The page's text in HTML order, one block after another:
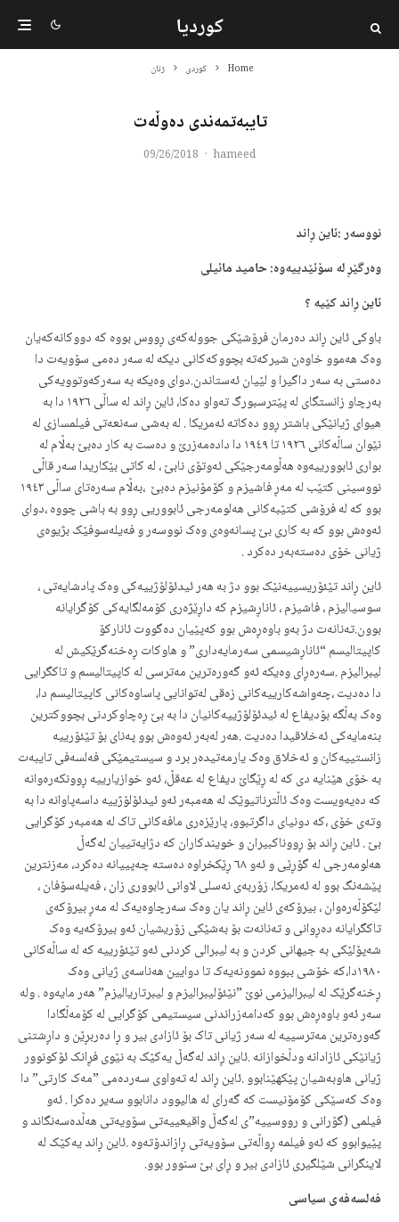
کوردیا
Home کوردی ژنان
تایبەتمەندی دەوڵەت
hameed
·
09/26/2018
نووسەر :ئاین ڕاند
وەرگێڕ لە سۆئێدییەوە: حامید مائیلی
ئاین ڕاند کێیە ؟
باوکی ئاین ڕاند دەرمان فرۆشێکی جوولەکەی ڕووس بووە کە دووکانەکەیان
وەک هەموو خاوەن شیرکەتە بچووکەکانی دیکە لە سەر دەمی سۆویەت دا
دەستی بە سەر داگیرا و لێیان ئەستاندن.دوای وەیکە بە سەرکەوتوویەکی
بەرچاو زانستگای لە پێترسبورگ تەواو دەکا، ئاین ڕاند لە ساڵی ١٩٢٦ دا بە
هیوای ژیانێكی باشتر ڕوو دەکاتە ئەمریکا . لە بەشی سەنعەتی فیلمسازی لە
نێوان ساڵەکانی ١٩٢٦ تا ١٩٤٩ دا دادەمەزرێ و دەست بە کار دەبێ بەڵام لە
بواری ئابوورییەوە هەڵومەرجێکی ئەوتۆی نابێ ، لە کاتی بێکاریدا سەر قاڵی
نووسینی کتێب لە مەڕ فاشیزم و کۆمۆنیزم دەبێ ،بەڵام سەرەتای ساڵی ١٩٤٣
بوو کە لە فرۆشی کتێبەکانی هەلومەرجی ئابووریی ڕوو بە باشی چووە ،دوای
ئەوەش بوو کە بە کاری بێ پسانەوەی وەک نووسەر و فەیلەسوفێک بژیوەی
ژیانی خۆی دەستەبەر دەکرد .
ئاین ڕاند تێئۆریسییەنێک بوو دژ بە هەر ئیدئۆلۆژییەکی وەک پادشایەتی ،
سوسیالیزم ، فاشیزم ، ئاناڕشیزم کە داڕێژەری کۆمەلگایەکی کۆگرایانە
بوون.تەنانەت دژ بەو باوەڕەش بوو کەپێیان دەگووت ئانارکۆ
کاپیتالیسم “ئاناڕشیسمی سەرمایەداری” و هاوکات ڕەخنەگرێکیش لە
لیبرالیزم .سەرەڕای وەیکە ئەو گەورەترین مەترسی لە کاپیتالیسم و تاکگرایی
دا دەدیت ،چەواشەکارییەکانی زەقی لەتوانایی پاساوەکانی کاپیتالیسم دا،
وەک بەڵگە بۆدیفاع لە ئیدئۆلۆژییەکانیان دا بە بێ ڕەچاوکردنی بچووکترین
بنەمایەکی ئەخلاقیدا دەدیت .هەر لەبەر ئەوەش بوو پەنای بۆ تێئۆرییە
زانستییەکان و ئەخلاق وەک یارمەتیدەر برد و سیستیمێکی فەلسەفی تایبەت
بە خۆی هێنایە دی کە لە ڕێگاێ دیفاع لە عەقڵ، ئەو خوازیارییە ڕوونکەرەوانە
کە دەیەویست وەک ئاڵترناتیوێک لە هەمبەر ئەو ئیدئۆلۆژییە داسەپاوانە دا بە
وتەی خۆی ،کە دونیای داگرتبوو، پارێزەری مافەکانی تاک لە هەمبەر کۆگرایی
بێ . ئاین ڕاند بۆ ڕووناکبیران و خویندکاران کە دژایەتییان لەگەڵ
هەلومەرجی لە گۆڕێی و ئەو ٦٨ ڕێکخراوە دەستە چەپییانە دەکرد، مەزنترین
پێشەنگ بوو لە ئەمریکا، زۆربەی نەسلی لاوانی ئابووری زان ، فەیلەسۆفان ،
لێکۆڵەرەوان ، بیرۆکەی ئاین ڕاند یان وەک سەرچاوەیەک لە مەڕ بیرۆکەی
تاکگرایانە دەڕوانی و تەنانەت بۆ بەشێکی زۆریشیان ئەو بیرۆکەیە وەک
شەپۆلێکی بە جیهانی کردن و بە لیبرالی کردنی ئەو تێئۆرییە کە لە ساڵەکانی
١٩٨٠دا،کە خۆشی ببووە نموونەیەک تا دوایین هەناسەی ژیانی وەک
ڕخنەگرێک لە لیبرالیزمی نوێ ”نێئۆلیبرالیزم و لیبرتاریالیزم” هەر مایەوە . ولە
سەر ئەو باوەڕەش بوو کەدامەزراندنی سیستیمی کۆگرایی لە کۆمەڵگادا
گەورەترین مەترسییە لە سەر ژیانی تاک بۆ ئازادی بیر و ڕا دەربڕێن و داڕشتنی
ژیانێکی ئازادانە ودڵخوازانە .ئاین ڕاند لەگەڵ یەکێک بە نێوی فڕانک ئۆکونوور
ژیانی هاوبەشیان پێکهێنابوو .ئاین ڕاند لە تەواوی سەردەمی ”مەک کارتی” دا
وەک کەسێکی کۆمۆنیست کە گەرای لە هالیوود دانابوو سەیر دەکرا . ئەو
فیلمی (گۆرانی و رووسییە”ی لەگەڵ واقیعییەتی سۆویەتی هەڵدەسەنگاند و
پێیوابوو کە ئەو فیلمە ڕواڵەتی سۆویەتی ڕازاندۆتەوە .ئاین ڕاند یەکێک لە
لاینگرانی شێلگیری ئازادی بیر و ڕای بێ سنوور بوو.
فەلسەفەی سیاسی